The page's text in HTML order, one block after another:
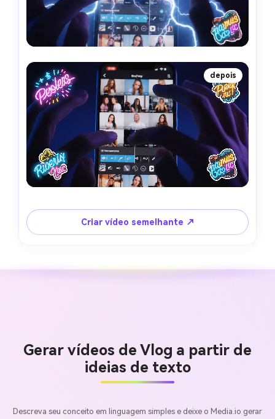
depois
Criar vídeo semelhante ↗
Gerar vídeos de Vlog a partir de
ideias de texto
Descreva seu conceito em linguagem simples e deixe o Media.io gerar